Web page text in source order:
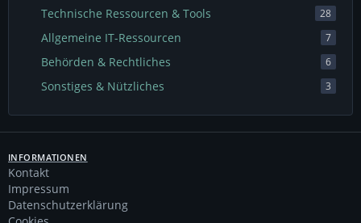
Technische Ressourcen & Tools 28
Allgemeine IT-Ressourcen 7
Behörden & Rechtliches 6
Sonstiges & Nützliches 3
INFORMATIONEN
Kontakt
Impressum
Datenschutzerklärung